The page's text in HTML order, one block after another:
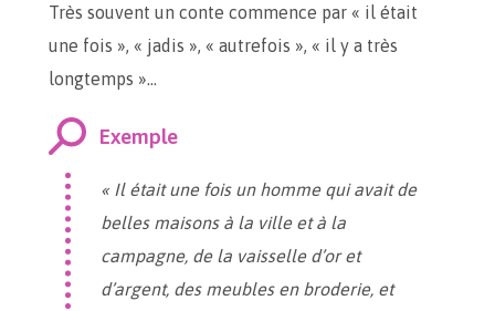
Très souvent un conte commence par « il était
une fois », « jadis », « autrefois », « il y a très
longtemps »…
Exemple
« Il était une fois un homme qui avait de
belles maisons à la ville et à la
campagne, de la vaisselle d’or et
d’argent, des meubles en broderie, et